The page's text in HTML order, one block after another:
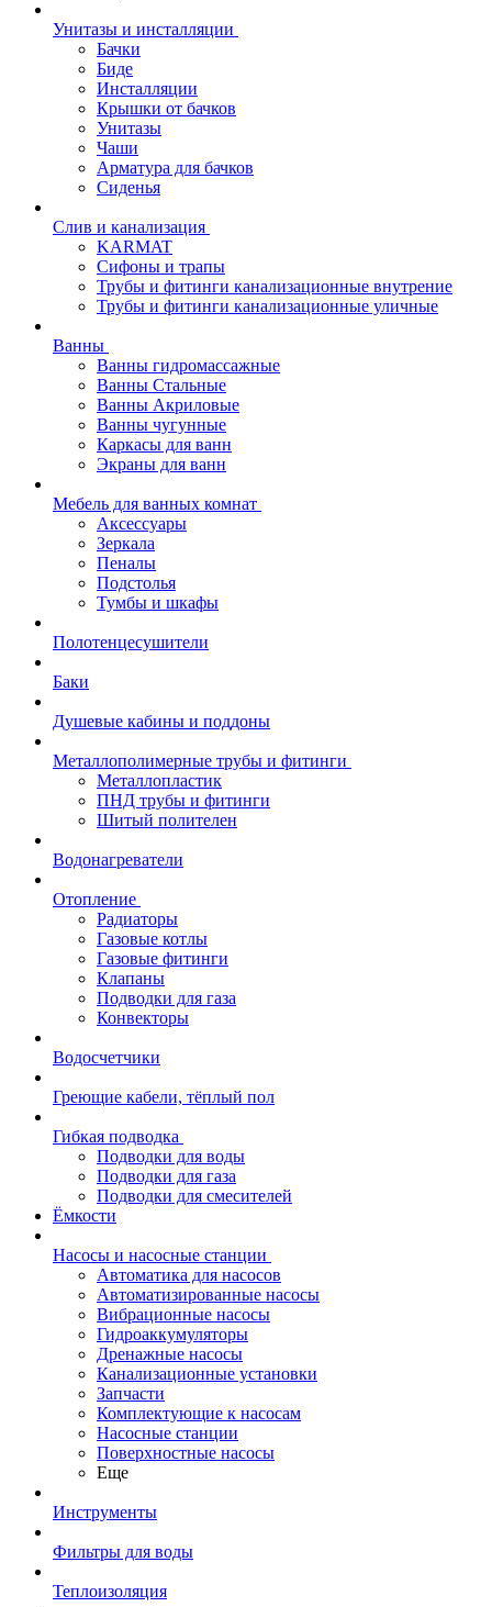
Унитазы и инсталляции
Бачки
Биде
Инсталляции
Крышки от бачков
Унитазы
Чаши
Арматура для бачков
Сиденья
Слив и канализация
KARMAT
Сифоны и трапы
Трубы и фитинги канализационные внутрение
Трубы и фитинги канализационные уличные
Ванны
Ванны гидромассажные
Ванны Стальные
Ванны Акриловые
Ванны чугунные
Каркасы для ванн
Экраны для ванн
Мебель для ванных комнат
Аксессуары
Зеркала
Пеналы
Подстолья
Тумбы и шкафы
Полотенцесушители
Баки
Душевые кабины и поддоны
Металлополимерные трубы и фитинги
Металлопластик
ПНД трубы и фитинги
Шитый полителен
Водонагреватели
Отопление
Радиаторы
Газовые котлы
Газовые фитинги
Клапаны
Подводки для газа
Конвекторы
Водосчетчики
Греющие кабели, тёплый пол
Гибкая подводка
Подводки для воды
Подводки для газа
Подводки для смесителей
Ёмкости
Насосы и насосные станции
Автоматика для насосов
Автоматизированные насосы
Вибрационные насосы
Гидроаккумуляторы
Дренажные насосы
Канализационные установки
Запчасти
Комплектующие к насосам
Насосные станции
Поверхностные насосы
Еще
Инструменты
Фильтры для воды
Теплоизоляция